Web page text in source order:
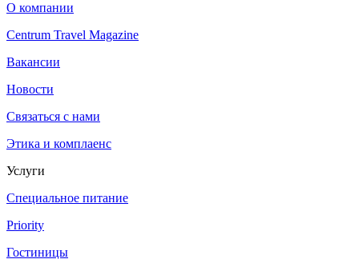
О компании
Centrum Travel Magazine
Вакансии
Новости
Связаться с нами
Этика и комплаенс
Услуги
Специальное питание
Priority
Гостиницы